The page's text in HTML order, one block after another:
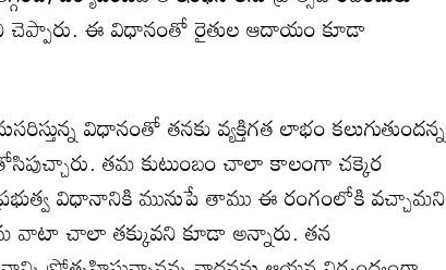
చెప్పారు. ఈ విధానంతో రైతుల ఆదాయం కూడా
విధానంతో తనకు వ్యక్తిగత లాభం కలుగుతుందన్న
తమ కుటుంబం చాలా కాలంగా చక్కెర
విధానానికి మునుపే తాము ఈ రంగంలోకి వచ్చామని
వాటా చాలా తక్కువని కూడా అన్నారు. తన